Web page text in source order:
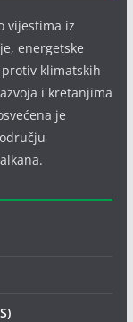
vijestima iz
energetske
klimatskih
i kretanjima
je